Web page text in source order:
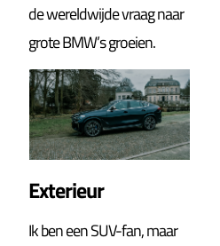
de wereldwijde vraag naar
grote BMW’s groeien.
Exterieur
Ik ben een SUV-fan, maar